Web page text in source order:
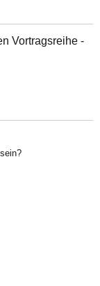
Vortragsreihe -